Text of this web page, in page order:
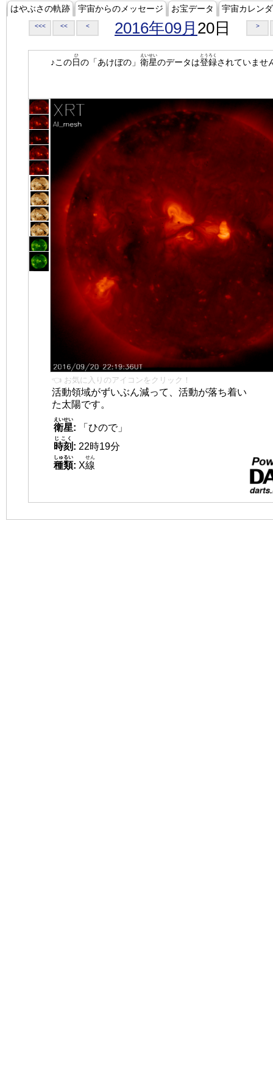
はやぶさの軌跡 宇宙からのメッセージ お宝データ 宇宙カレン
<<< << < 2016年09月 20日 >
♪この日
ひ
の「あけぼの」 衛星
えいせい
のデータは登録
とうろく
されていませ
👈 お気に入りのアイコンをクリック！
活動領域がずいぶん減って、活動が落ち着い
た太陽です。
衛星
えいせい
:
「ひので」
時刻
じこく
: 22時19分
種類
しゅるい
: X線
せん